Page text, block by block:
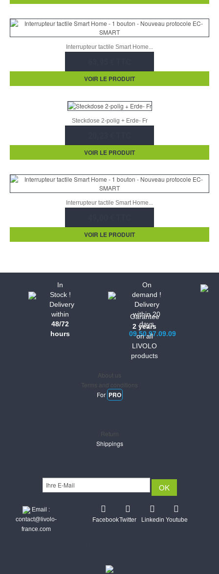
Interrupteur tactile Smart Home...
VOIR LE PRODUIT
Steckdose 2-polig + Erde- Fr
VOIR LE PRODUIT
Interrupteur tactile Smart Home...
VOIR LE PRODUIT
In
Stock !
Delivery
within
48/72
hours
On
demand !
Delivery
within 20
days
09.50.97.09.09
Garantee
2 years
on all
LIVOLO
products
About us
Terms and conditions
For PRO
Return
Shippings
Email :
contact@livolo-
france.com
FacebookTwitter Linkedin Youtube